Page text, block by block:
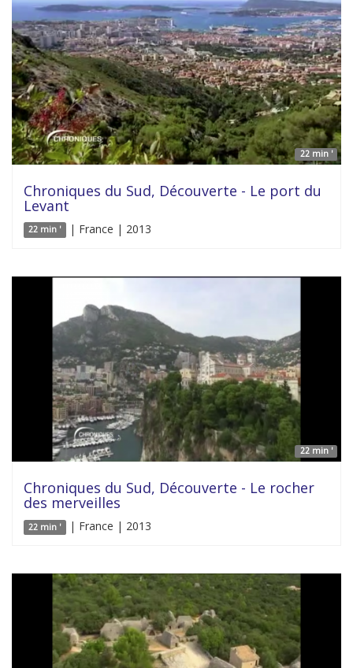
22 min '
Chroniques du Sud, Découverte - Le port du
Levant
22 min ' | France | 2013
22 min '
Chroniques du Sud, Découverte - Le rocher
des merveilles
22 min ' | France | 2013